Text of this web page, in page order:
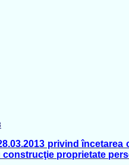
privind
proprietate